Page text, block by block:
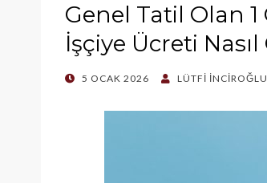
Genel Tatil Olan
İşçiye Ücreti
POSTED
5 OCAK 2026 LÜTFI İNCIROĞLU